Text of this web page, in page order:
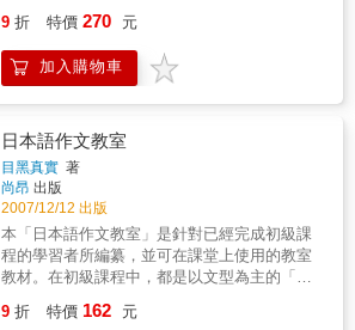
點。因此本課要學習的是研究價值與研究意義
的區別，以及今後課題的必要性。 & 第15課研
究計畫書以及研究所課堂發表或是學術會議上
口頭發表範例 本課不但有完整版的研究計畫書
發表資料（或是學術研討會議上口頭發表資
料）的範例，讓您一看就懂，一學就會。 & ★
本書4大特點： & 特點1教學循序漸進，最好
學！ 新手入門專題報告與論文寫作該從何下
筆？本書從最基本的日文寫作格式，以及專題
報告或學術論文上應該使用的文體，循序漸進
地進入撰寫論文一開始所必需的研究題目，再
由淺而深地到研究內容、研究方法、參考書
目、註腳等等，讓您按部就班地認識日文專題
人分享呢？甚至寫一篇精采生動的遊記，留住
當下最美的回憶！部落格、日記、遊記、食
記、小說、詩等等，這些在生活中經常出現的
格及技巧，緊緊抓住眾人的目光！提升寫作能
力之餘，更能用日文與朋友緊密互動！本書的
重點在於提升讀者的寫作能力，並學以致用在
日常有趣的多元寫作上。全書模擬課堂授課方
式，每課一文，介紹部落格、日記、遊記、食
記、小說、新聞報導等各式文體的寫作技巧。
藉由日籍老師批改學生寫作，讀者可清楚對照
修改前後的不同，了解在日文寫作上易犯的錯
誤。此外，本書更針對台灣的日語學習者，提
9 折 特價 270 元
加入購物車
日本語作文教室
目黑真實 著
尚昂 出版
2007/12/12 出版
本「日本語作文教室」是針對已經完成初級課
程的學習者所編纂，並可在課堂上使用的教室
教材。在初級課程中，都是以文型為主的「型?
「話??書?」的練習。另外，亦缺乏將自己想表
9 折 特價 162 元